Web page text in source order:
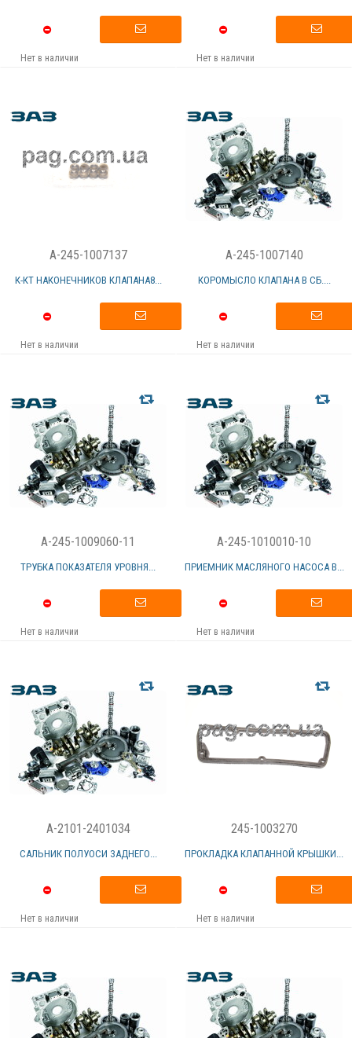
Нет в наличии Нет в наличии
A-245-1007137
К-КТ НАКОНЕЧНИКОВ КЛАПАНА8...
Нет в наличии
A-245-1007140
КОРОМЫСЛО КЛАПАНА В СБ....
Нет в наличии
A-245-1009060-11
ТРУБКА ПОКАЗАТЕЛЯ УРОВНЯ...
Нет в наличии
A-245-1010010-10
ПРИЕМНИК МАСЛЯНОГО НАСОСА В...
Нет в наличии
A-2101-2401034
САЛЬНИК ПОЛУОСИ ЗАДНЕГО...
Нет в наличии
245-1003270
ПРОКЛАДКА КЛАПАННОЙ КРЫШКИ...
Нет в наличии